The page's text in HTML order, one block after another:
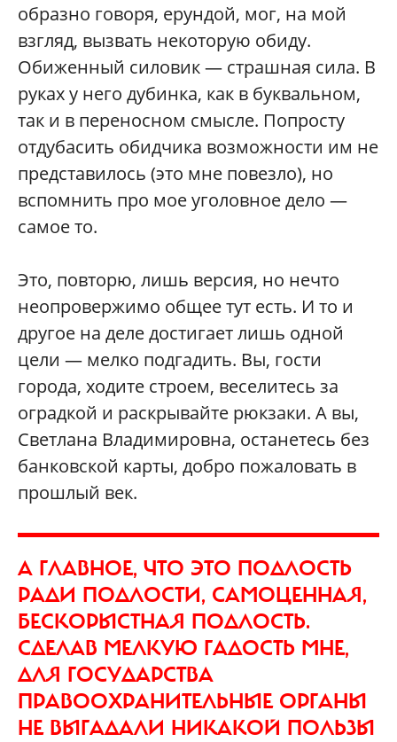
образно говоря, ерундой, мог, на мой
взгляд, вызвать некоторую обиду.
Обиженный силовик — страшная сила. В
руках у него дубинка, как в буквальном,
так и в переносном смысле. Попросту
отдубасить обидчика возможности им не
представилось (это мне повезло), но
вспомнить про мое уголовное дело —
самое то.
Это, повторю, лишь версия, но нечто
неопровержимо общее тут есть. И то и
другое на деле достигает лишь одной
цели — мелко подгадить. Вы, гости
города, ходите строем, веселитесь за
оградкой и раскрывайте рюкзаки. А вы,
Светлана Владимировна, останетесь без
банковской карты, добро пожаловать в
прошлый век.
А ГЛАВНОЕ, ЧТО ЭТО ПОДЛОСТЬ
РАДИ ПОДЛОСТИ, САМОЦЕННАЯ,
БЕСКОРЫСТНАЯ ПОДЛОСТЬ.
СДЕЛАВ МЕЛКУЮ ГАДОСТЬ МНЕ,
ДЛЯ ГОСУДАРСТВА
ПРАВООХРАНИТЕЛЬНЫЕ ОРГАНЫ
НЕ ВЫГАДАЛИ НИКАКОЙ ПОЛЬЗЫ